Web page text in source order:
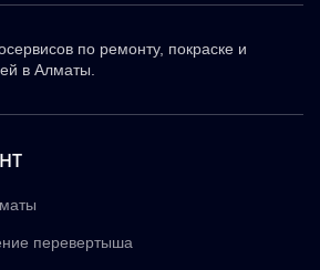
по ремонту, покраске и
в Алматы.
перевертыша